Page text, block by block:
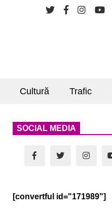
Cultură Trafic
SOCIAL MEDIA
[convertful id="171989"]